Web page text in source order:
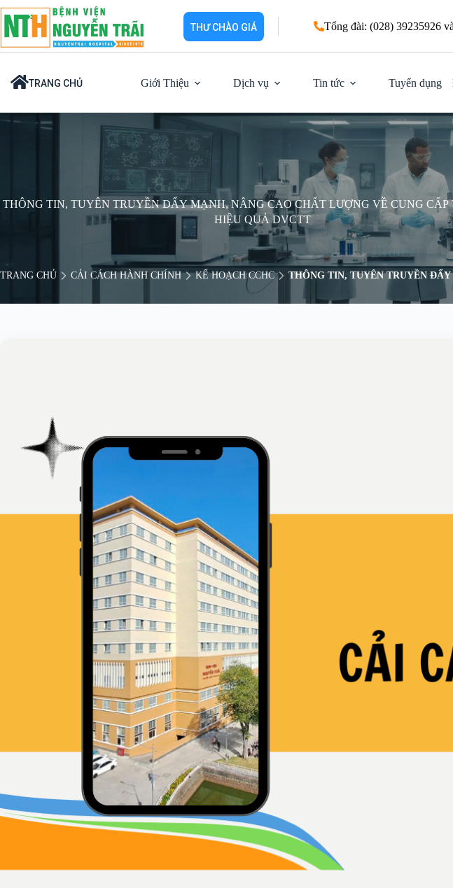
Chuyển
đến
phần
dung
THƯ CHÀO GIÁ Tổng đài: (028) 39235926
TRANG CHỦ Giới Thiệu Dịch vụ Tin tức Tuyển dụng
THÔNG TIN, TUYÊN TRUYỀN ĐẨY MẠNH, NÂNG CAO CHẤT LƯỢNG VỀ CUNG CẤP
HIỆU QUẢ DVCTT
TRANG CHỦ CẢI CÁCH HÀNH CHÍNH KẾ HOẠCH CCHC THÔNG TIN, TUYÊN TRUYỀN